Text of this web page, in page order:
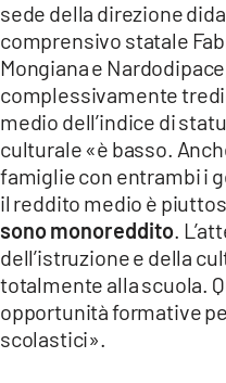
sede della direzione
comprensivo statale
Mongiana e
complessivamente
medio dell’indice di
culturale «è basso.
famiglie con entrambi i
il reddito medio è
sono monoreddito.
dell’istruzione e della
totalmente alla scuola.
opportunità formative
scolastici».